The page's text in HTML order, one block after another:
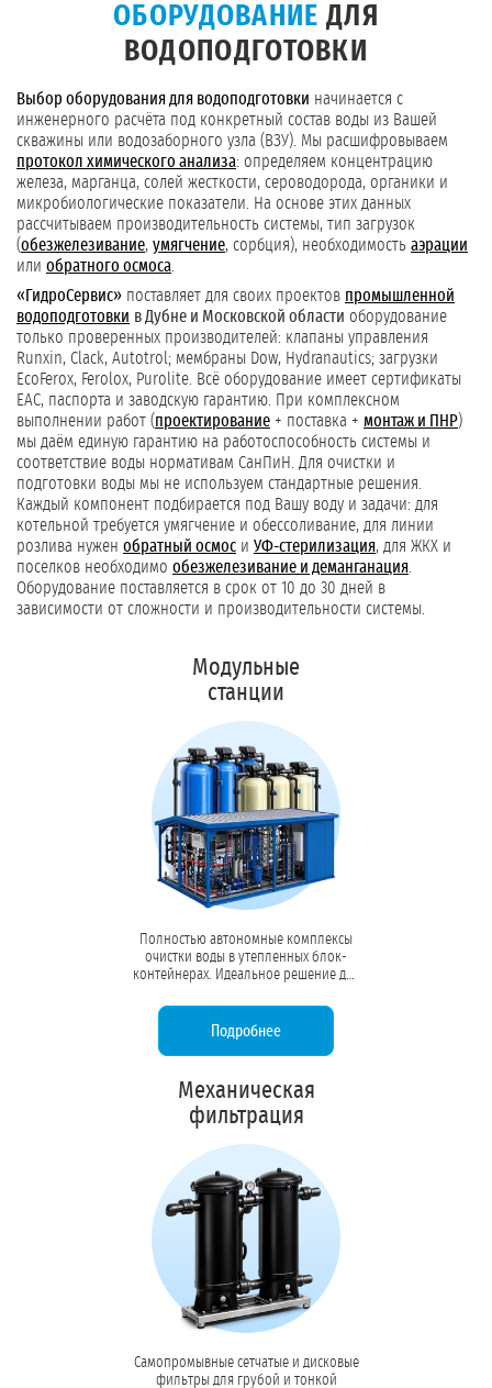
ОБОРУДОВАНИЕ ДЛЯ
ВОДОПОДГОТОВКИ
Выбор оборудования для водоподготовки начинается с
инженерного расчёта под конкретный состав воды из Вашей
скважины или водозаборного узла (ВЗУ). Мы расшифровываем
протокол химического анализа: определяем концентрацию
железа, марганца, солей жесткости, сероводорода, органики и
микробиологические показатели. На основе этих данных
рассчитываем производительность системы, тип загрузок
(обезжелезивание, умягчение, сорбция), необходимость аэрации
или обратного осмоса
«ГидроСервис» поставляет для своих проектов промышленной
водоподготовки в Дубне и Московской области оборудование
только проверенных производителей: клапаны управления
Runxin, Clack, Autotrol; мембраны Dow, Hydranautics; загрузки
EcoFerox, Ferolox, Purolite. Всё оборудование имеет сертификаты
ЕАС, паспорта и заводскую гарантию. При комплексном
выполнении работ (проектирование + поставка + монтаж и ПНР)
мы даём единую гарантию на работоспособность системы и
соответствие воды нормативам СанПиН. Для очистки и
подготовки воды мы не используем стандартные решения.
Каждый компонент подбирается под Вашу воду и задачи: для
котельной требуется умягчение и обессоливание, для линии
розлива нужен обратный осмос и УФ-стерилизация, для ЖКХ и
поселков необходимо обезжелезивание и деманганация
Оборудование поставляется в срок от 10 до 30 дней в
зависимости от сложности и производительности системы.
Модульные
станции
Полностью автономные комплексы
очистки воды в утепленных блок-
контейнерах. Идеальное решение для
поселков и производств без
капитальных зданий.
Подробнее
Механическая
фильтрация
Самопромывные сетчатые и дисковые
фильтры для грубой и тонкой